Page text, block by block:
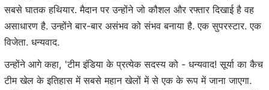
सबसे घातक हथियार. मैदान पर उन्होंने जो कौशल और रफ्तार दिखाई है वह
असाधारण है. उन्होंने बार-बार असंभव को संभव बनाया है. एक सुपरस्टार. एक
विजेता. धन्यवाद.
उन्होंने आगे कहा, 'टीम इंडिया के प्रत्येक सदस्य को - धन्यवाद! सूर्या का कैच
टीम खेल के इतिहास में सबसे महान खेलों में से एक के रूप में जाना जाएगा.